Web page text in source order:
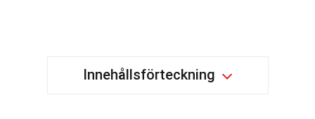
Innehållsförteckning